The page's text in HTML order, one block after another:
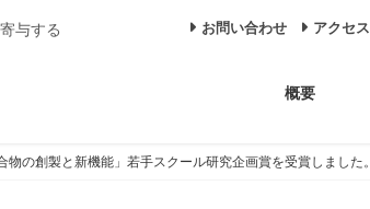
与する お問い合わせ アクセス
概要
の創製と新機能」若手スクール研究企画賞を受賞しました。